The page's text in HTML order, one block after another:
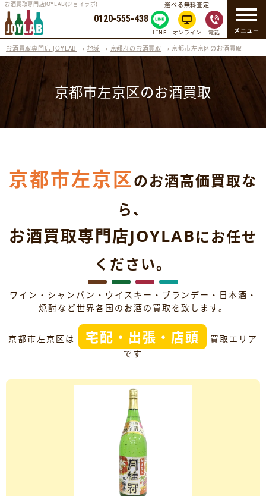
メニュー
お酒買取専門店JOYLAB(ジョイラボ)
0120-555-438
選べる無料査定
LINE オンライン 電話
お酒買取専門店 JOYLAB › 地域 › 京都府のお酒買取 ›京都市左京区のお酒買取
京都市左京区のお酒買取
京都市左京区のお酒高価買取な
ら、
お酒買取専門店JOYLABにお任せ
ください。
ワイン・シャンパン・ウイスキー・ブランデー・日本酒・
焼酎など世界各国のお酒の買取を致します。
京都市左京区は 宅配・出張・店頭
買取エリア
です